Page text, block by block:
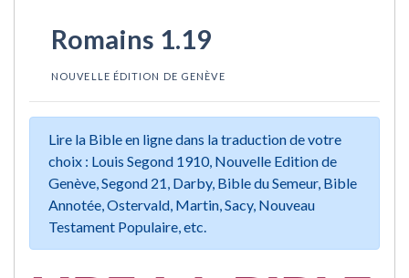
Romains 1.19
NOUVELLE ÉDITION DE GENÈVE
Lire la Bible en ligne dans la traduction de votre
choix : Louis Segond 1910, Nouvelle Edition de
Genève, Segond 21, Darby, Bible du Semeur, Bible
Annotée, Ostervald, Martin, Sacy, Nouveau
Testament Populaire, etc.